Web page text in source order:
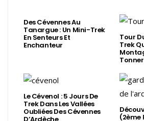
Des Cévennes Au
Tanargue : Un Mini-Trek
En Senteurs Et
Enchanteur
Tour
Trek
Le Cévenol : 5 Jours De
Trek Dans Les Vallées
Oubliées Des Cévennes
(2ème